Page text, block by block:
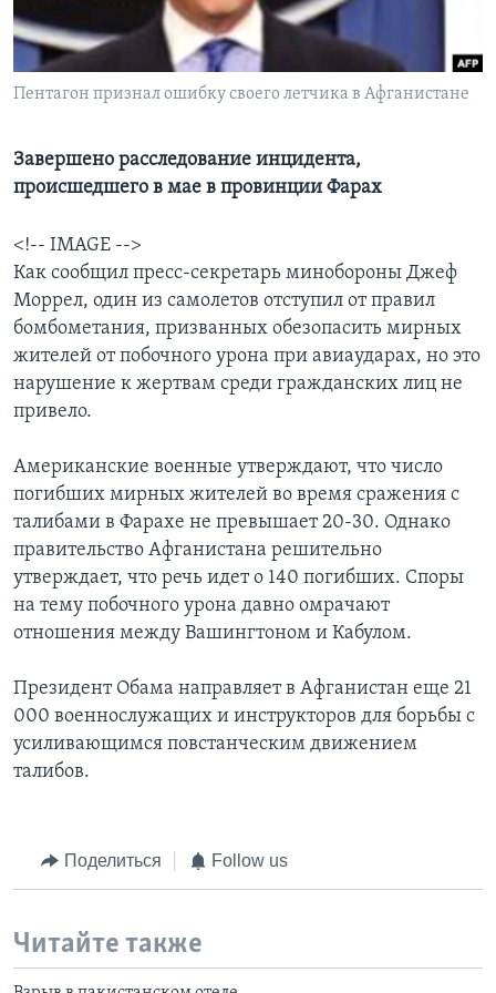
Learning English
СОЦИАЛЬНЫЕ СЕТИ
Языки
Пентагон признал ошибку своего летчика в Афганистане
Завершено расследование инцидента,
происшедшего в мае в провинции Фарах
<!-- IMAGE -->
Как сообщил пресс-секретарь минобороны Джеф
Моррел, один из самолетов отступил от правил
бомбометания, призванных обезопасить мирных
жителей от побочного урона при авиаударах, но это
нарушение к жертвам среди гражданских лиц не
привело.
Американские военные утверждают, что число
погибших мирных жителей во время сражения с
талибами в Фарахе не превышает 20-30. Однако
правительство Афганистана решительно
утверждает, что речь идет о 140 погибших. Споры
на тему побочного урона давно омрачают
отношения между Вашингтоном и Кабулом.
Президент Обама направляет в Афганистан еще 21
000 военнослужащих и инструкторов для борьбы с
усиливающимся повстанческим движением
талибов.
Поделиться Follow us
Читайте также